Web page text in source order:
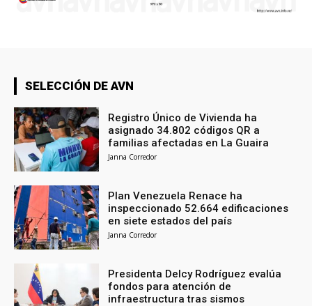
SELECCIÓN DE AVN
Registro Único de Vivienda ha
asignado 34.802 códigos QR a
familias afectadas en La Guaira
Janna Corredor
Plan Venezuela Renace ha
inspeccionado 52.664 edificaciones
en siete estados del país
Janna Corredor
Presidenta Delcy Rodríguez evalúa
fondos para atención de
infraestructura tras sismos